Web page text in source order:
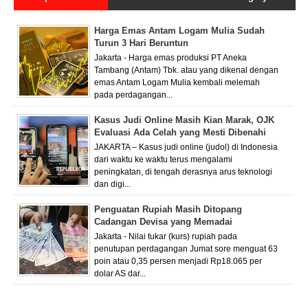
Harga Emas Antam Logam Mulia Sudah
Turun 3 Hari Beruntun
Jakarta - Harga emas produksi PT Aneka
Tambang (Antam) Tbk. atau yang dikenal dengan
emas Antam Logam Mulia kembali melemah
pada perdagangan...
Kasus Judi Online Masih Kian Marak, OJK
Evaluasi Ada Celah yang Mesti Dibenahi
JAKARTA – Kasus judi online (judol) di Indonesia
dari waktu ke waktu terus mengalami
peningkatan, di tengah derasnya arus teknologi
dan digi...
Penguatan Rupiah Masih Ditopang
Cadangan Devisa yang Memadai
Jakarta - Nilai tukar (kurs) rupiah pada
penutupan perdagangan Jumat sore menguat 63
poin atau 0,35 persen menjadi Rp18.065 per
dolar AS dar...